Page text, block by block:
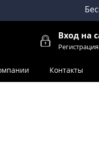
Вход на
Регистрация
Контакты